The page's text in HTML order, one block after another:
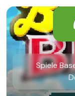
Spiele